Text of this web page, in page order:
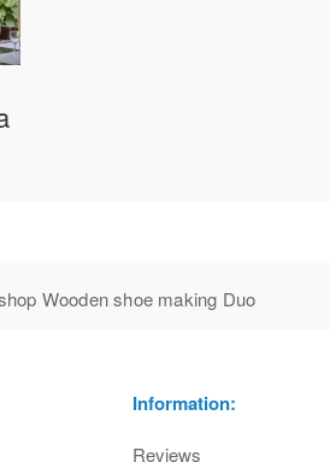
Wooden shoe making Duo
Information:
Reviews